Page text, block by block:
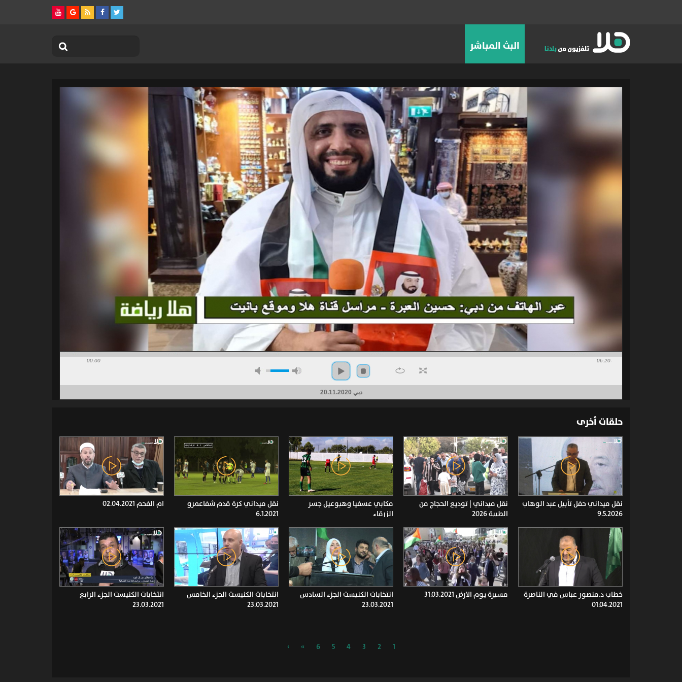
البث المباشر
00:00 -06:20
دبي 20.11.2020
حلقات أخرى
نقل ميداني حفل تأبيل عبد الوهاب
9.5.2026
نقل ميداني | توديع الحجاج من
الطيبة 2026
مكابي عسفيا وهبوعيل جسر
الزرقاء
نقل ميداني كرة قدم شفاعمرو
6.1.2021
ام الفحم 02.04.2021
خطاب د.منصور عباس في الناصرة
01.04.2021
مسيرة يوم الارض 31.03.2021
انتخابات الكنيست الجزء السادس
23.03.2021
انتخابات الكنيست الجزء الخامس
23.03.2021
انتخابات الكنيست الجزء الرابع
23.03.2021
1
2
3
4
5
6
»
›